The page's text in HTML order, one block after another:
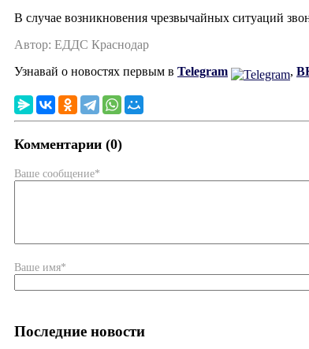
В случае возникновения чрезвычайных ситуаций
Автор: ЕДДС Краснодар
Узнавай о новостях первым в Telegram ,
Комментарии (0)
Ваше сообщение*
Ваше имя*
Последние новости